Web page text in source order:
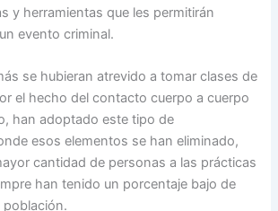
y herramientas que les permitirán
evento criminal.
se hubieran atrevido a tomar clases de
el hecho del contacto cuerpo a cuerpo
han adoptado este tipo de
esos elementos se han eliminado,
cantidad de personas a las prácticas
han tenido un porcentaje bajo de
población.